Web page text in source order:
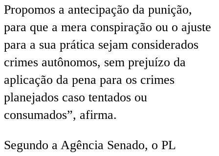
Propomos a antecipação da punição,
para que a mera conspiração ou o ajuste
para a sua prática sejam considerados
crimes autônomos, sem prejuízo da
aplicação da pena para os crimes
planejados caso tentados ou
consumados”, afirma.
Segundo a Agência Senado, o PL